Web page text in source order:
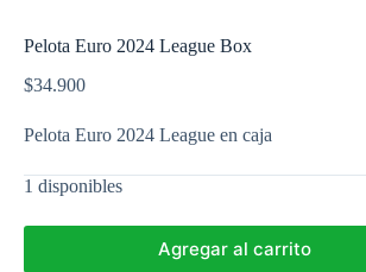
Pelota Euro 2024 League Box
$34.900
Pelota Euro 2024 League en caja
1 disponibles
Agregar al carrito